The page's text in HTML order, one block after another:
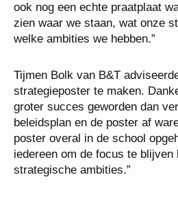
ook nog een echte praatplaat
zien waar we staan, wat onze
welke ambities we hebben.”
Tijmen Bolk van B&T
strategieposter te maken.
groter succes geworden dan
beleidsplan en de poster af
poster overal in de school
iedereen om de focus te blijven
strategische ambities.”